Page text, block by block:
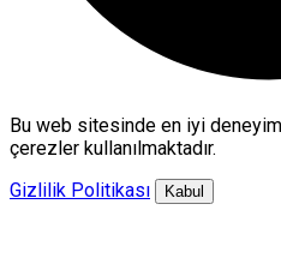
Bu web sitesinde en iyi
çerezler kullanılmaktadır.
Gizlilik Politikası
Kabul